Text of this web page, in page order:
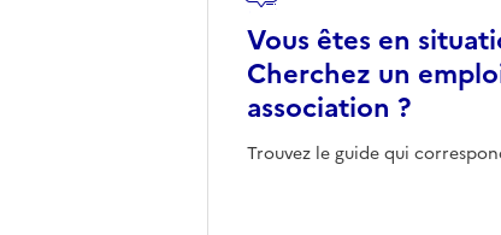
Vous êtes en
Cherchez un
association ?
Trouvez le guide qui